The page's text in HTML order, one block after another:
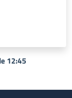
12:45